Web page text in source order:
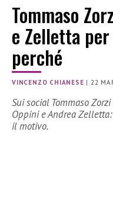
Tommaso
e Zelletta
perché
VINCENZO CHIANESE |22
Sui social Tommaso
Oppini e Andrea
il motivo.